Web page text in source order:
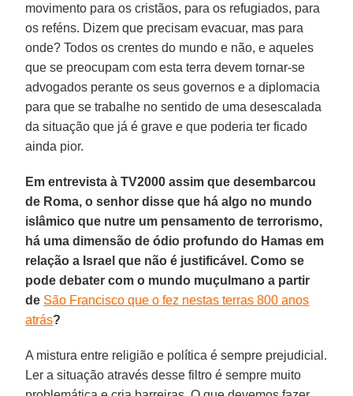
movimento para os cristãos, para os refugiados, para
os reféns. Dizem que precisam evacuar, mas para
onde? Todos os crentes do mundo e não, e aqueles
que se preocupam com esta terra devem tornar-se
advogados perante os seus governos e a diplomacia
para que se trabalhe no sentido de uma desescalada
da situação que já é grave e que poderia ter ficado
ainda pior.
Em entrevista à TV2000 assim que desembarcou
de Roma, o senhor disse que há algo no mundo
islâmico que nutre um pensamento de terrorismo,
há uma dimensão de ódio profundo do Hamas em
relação a Israel que não é justificável. Como se
pode debater com o mundo muçulmano a partir
de São Francisco que o fez nestas terras 800 anos
atrás?
A mistura entre religião e política é sempre prejudicial.
Ler a situação através desse filtro é sempre muito